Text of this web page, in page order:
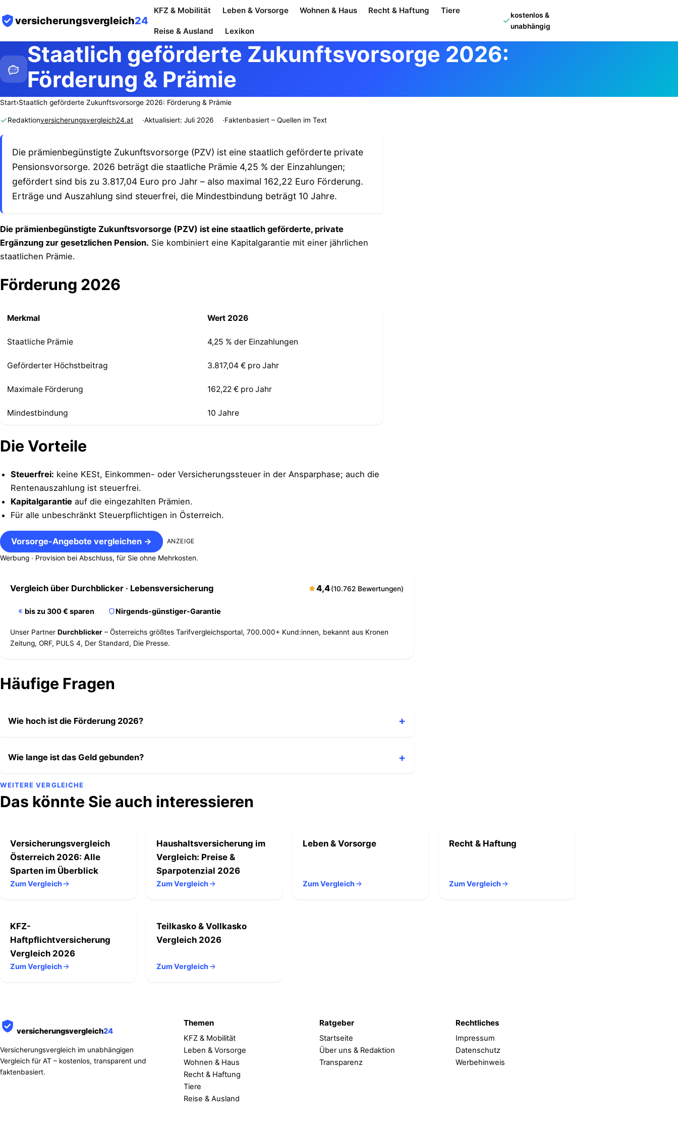
versicherungsvergleich24
KFZ & Mobilität Leben & Vorsorge Wohnen & Haus Recht & Haftung Tiere
Reise & Ausland Lexikon
kostenlos &
unabhängig
Staatlich geförderte Zukunftsvorsorge 2026:
Förderung & Prämie
Start›Staatlich geförderte Zukunftsvorsorge 2026: Förderung & Prämie
Redaktionversicherungsvergleich24.at Aktualisiert: Juli 2026 Faktenbasiert – Quellen im Text
Die prämienbegünstigte Zukunftsvorsorge (PZV) ist eine staatlich geförderte private
Pensionsvorsorge. 2026 beträgt die staatliche Prämie 4,25 % der Einzahlungen;
gefördert sind bis zu 3.817,04 Euro pro Jahr – also maximal 162,22 Euro Förderung.
Erträge und Auszahlung sind steuerfrei, die Mindestbindung beträgt 10 Jahre.
Die prämienbegünstigte Zukunftsvorsorge (PZV) ist eine staatlich geförderte, private
Ergänzung zur gesetzlichen Pension. Sie kombiniert eine Kapitalgarantie mit einer jährlichen
staatlichen Prämie.
Förderung 2026
Merkmal Wert 2026
Staatliche Prämie 4,25 % der Einzahlungen
Geförderter Höchstbeitrag 3.817,04 € pro Jahr
Maximale Förderung 162,22 € pro Jahr
Mindestbindung 10 Jahre
Die Vorteile
Steuerfrei: keine KESt, Einkommen- oder Versicherungssteuer in der Ansparphase; auch die
Rentenauszahlung ist steuerfrei.
Kapitalgarantieauf die eingezahlten Prämien.
Für alle unbeschränkt Steuerpflichtigen in Österreich.
Vorsorge-Angebote vergleichen → ANZEIGE
Werbung · Provision bei Abschluss, für Sie ohne Mehrkosten.
Vergleich über Durchblicker · Lebensversicherung 4,4 (10.762 Bewertungen)
bis zu 300 € sparen Nirgends-günstiger-Garantie
Unser Partner Durchblicker – Österreichs größtes Tarifvergleichsportal, 700.000+ Kund:innen, bekannt aus Kronen
Zeitung, ORF, PULS 4, Der Standard, Die Presse.
Häufige Fragen
Wie hoch ist die Förderung 2026?
Wie lange ist das Geld gebunden?
WEITERE VERGLEICHE
Das könnte Sie auch interessieren
Versicherungsvergleich
Österreich 2026: Alle
Sparten im Überblick
Zum Vergleich
Haushaltsversicherung im
Vergleich: Preise &
Sparpotenzial 2026
Zum Vergleich
Leben & Vorsorge
Zum Vergleich
Recht & Haftung
Zum Vergleich
KFZ-
Haftpflichtversicherung
Vergleich 2026
Zum Vergleich
Teilkasko & Vollkasko
Vergleich 2026
Zum Vergleich
versicherungsvergleich24
Versicherungsvergleich im unabhängigen
Vergleich für AT – kostenlos, transparent und
faktenbasiert.
Themen
KFZ & Mobilität
Leben & Vorsorge
Wohnen & Haus
Recht & Haftung
Tiere
Reise & Ausland
Ratgeber
Startseite
Über uns & Redaktion
Transparenz
Rechtliches
Impressum
Datenschutz
Werbehinweis